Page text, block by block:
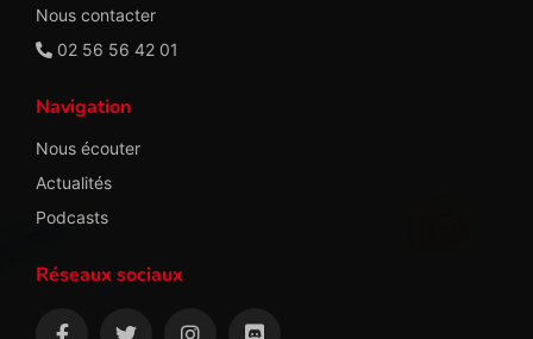
Nous contacter
02 56 56 42 01
Navigation
Nous écouter
Actualités
Podcasts
Réseaux sociaux